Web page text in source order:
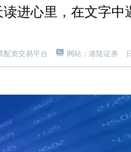
进心里，在文字
配资交易平台 网站：港陆证券